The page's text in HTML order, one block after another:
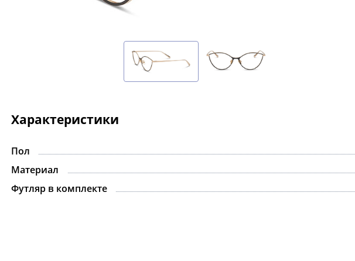
Характеристики
Пол
Материал
Футляр в комплекте